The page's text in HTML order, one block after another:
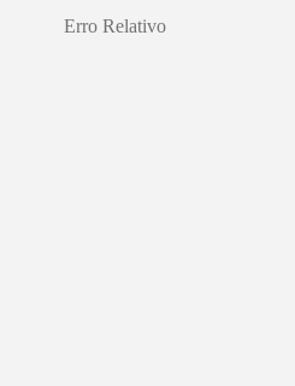
Erro Relativo